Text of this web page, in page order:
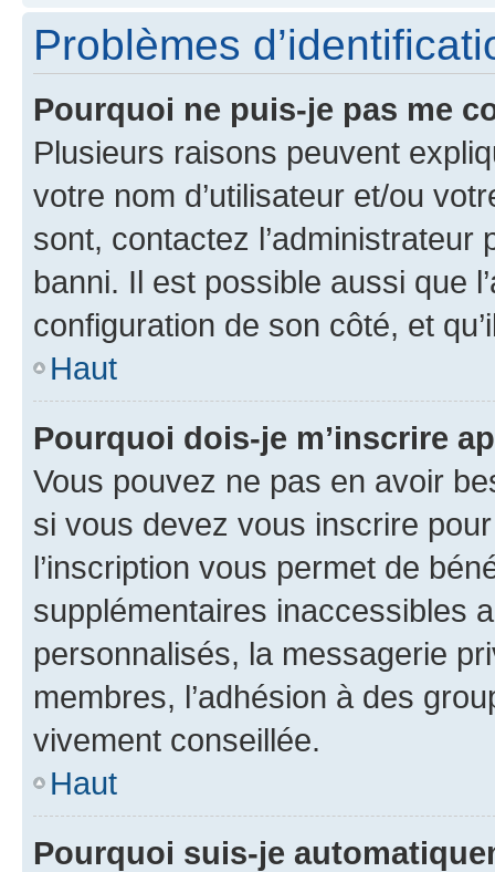
Problèmes
Pourquoi ne puis-je pas me
Plusieurs raisons peuvent
votre nom d’utilisateur et/ou
sont, contactez l’administrateur
banni. Il est possible aussi que
configuration de son côté, et
Haut
Pourquoi dois-je m’inscrire
Vous pouvez ne pas en avoir
si vous devez vous inscrire
l’inscription vous permet de
supplémentaires inaccessibles
personnalisés, la messagerie
membres, l’adhésion à des
vivement conseillée.
Haut
Pourquoi suis-je